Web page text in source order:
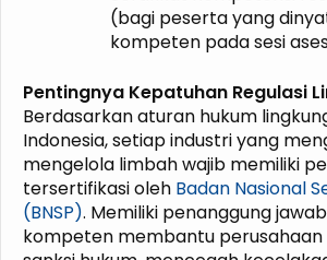
(bagi peserta yang
kompeten pada sesi
Pentingnya Kepatuhan Regulasi
Berdasarkan aturan hukum
Indonesia, setiap industri yang
mengelola limbah wajib memiliki
tersertifikasi oleh Badan Nasional
(BNSP). Memiliki penanggung
kompeten membantu